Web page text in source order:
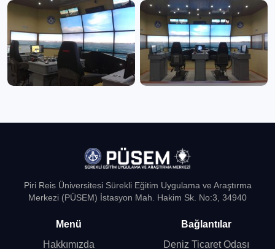
Piri Reis Üniversitesi Sürekli Eğitim Uygulama ve Araştırma
Merkezi (PÜSEM) İstasyon Mah. Hakim Sk. No:3, 34940
Menü
Hakkımızda
Bağlantılar
Deniz Ticaret Odası